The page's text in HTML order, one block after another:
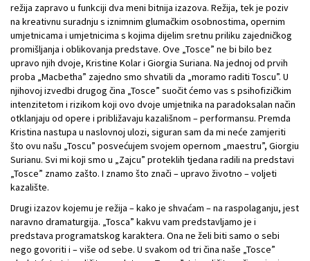
režija zapravo u funkciji dva meni bitnija izazova. Režija, tek je poziv
na kreativnu suradnju s iznimnim glumačkim osobnostima, opernim
umjetnicama i umjetnicima s kojima dijelim sretnu priliku zajedničkog
promišljanja i oblikovanja predstave. Ove „Tosce” ne bi bilo bez
upravo njih dvoje, Kristine Kolar i Giorgia Suriana. Na jednoj od prvih
proba „Macbetha” zajedno smo shvatili da „moramo raditi Toscu”. U
njihovoj izvedbi drugog čina „Tosce” suočit ćemo vas s psihofizičkim
intenzitetom i rizikom koji ovo dvoje umjetnika na paradoksalan način
otklanjaju od opere i približavaju kazališnom – performansu. Premda
Kristina nastupa u naslovnoj ulozi, siguran sam da mi neće zamjeriti
što ovu našu „Toscu” posvećujem svojem opernom „maestru”, Giorgiu
Surianu. Svi mi koji smo u „Zajcu” proteklih tjedana radili na predstavi
„Tosce” znamo zašto. I znamo što znači – upravo životno – voljeti
kazalište.
Drugi izazov kojemu je režija – kako je shvaćam – na raspolaganju, jest
naravno dramaturgija. „Tosca” kakvu vam predstavljamo je i
predstava programatskog karaktera. Ona ne želi biti samo o sebi
nego govoriti i – više od sebe. U svakom od tri čina naše „Tosce”